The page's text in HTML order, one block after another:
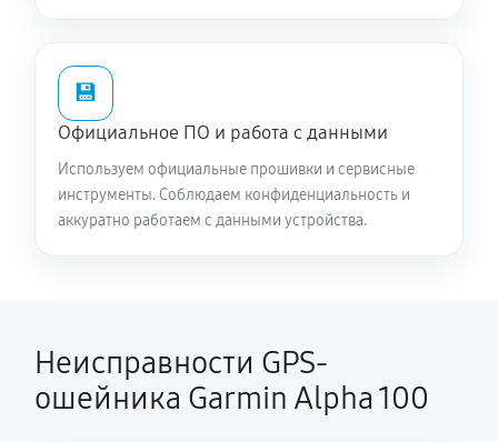
💾
Официальное ПО и работа с данными
Используем официальные прошивки и сервисные
инструменты. Соблюдаем конфиденциальность и
аккуратно работаем с данными устройства.
Неисправности GPS-
ошейника Garmin Alpha 100